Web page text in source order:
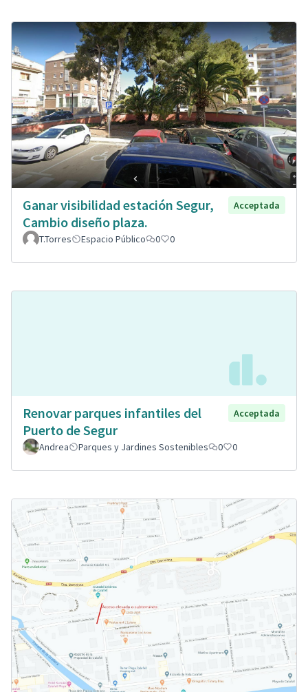
Ganar visibilidad estación Segur,
Cambio diseño plaza.
Acceptada
T.Torres Espacio Público 0 0
Renovar parques infantiles del
Puerto de Segur
Acceptada
Andrea Parques y Jardines Sostenibles 0 0